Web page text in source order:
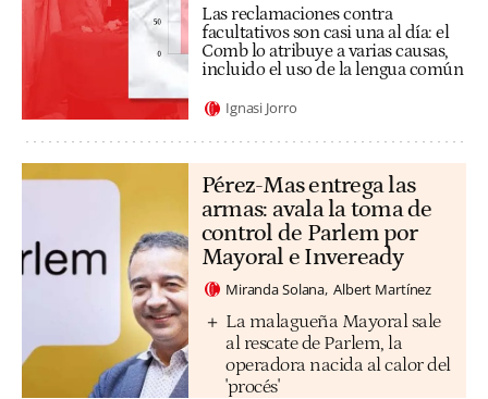
Las reclamaciones contra
facultativos son casi una al día: el
Comb lo atribuye a varias causas,
incluido el uso de la lengua común
Ignasi Jorro
Pérez-Mas entrega las
armas: avala la toma de
control de Parlem por
Mayoral e Inveready
Miranda Solana Albert Martínez
La malagueña Mayoral sale
al rescate de Parlem, la
operadora nacida al calor del
'procés'